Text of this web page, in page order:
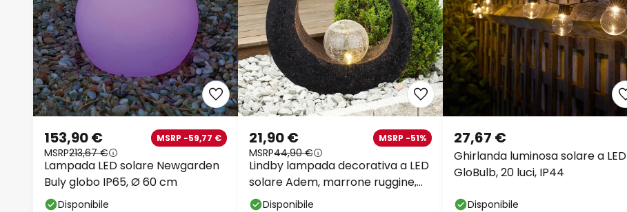
Lampada LED solare Newgarden
Buly globo IP65, Ø 60 cm
153,90 € MSRP -59,77 €
MSRP213,67 €
Disponibile
Lindby lampada decorativa a LED
solare Adem, marrone ruggine,
vetro, 31 cm
21,90 € MSRP -51%
MSRP44,90 €
Disponibile
Ghirlanda luminosa solare a LED
GloBulb, 20 luci, IP44
27,67 €
Disponibile